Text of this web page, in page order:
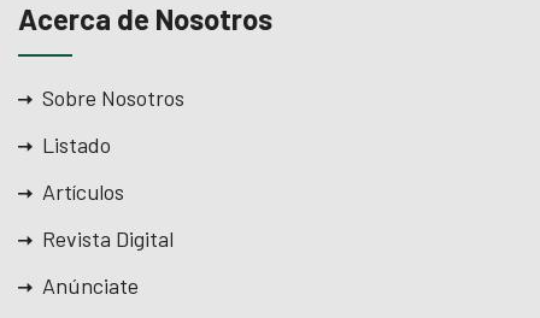
Acerca de Nosotros
Sobre Nosotros
Listado
Artículos
Revista Digital
Anúnciate